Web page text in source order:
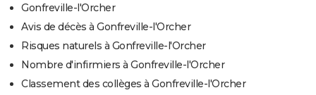
Gonfreville-l'Orcher
Avis de décès à Gonfreville-l'Orcher
Risques naturels à Gonfreville-l'Orcher
Nombre d'infirmiers à Gonfreville-l'Orcher
Classement des collèges à Gonfreville-l'Orcher